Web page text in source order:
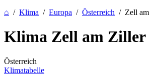
⌂ / Klima / Europa / Österreich / Zell
Klima Zell am Ziller
Österreich
Klimatabelle